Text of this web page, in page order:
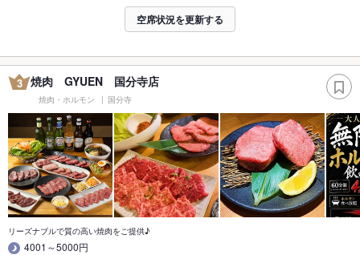
空席状況を更新する
3 焼肉 GYUEN 国分寺店
焼肉・ホルモン 国分寺
リーズナブルで質の高い焼肉をご提供♪
4001～5000円